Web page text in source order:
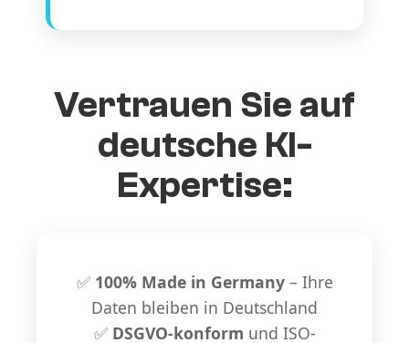
Vertrauen Sie auf
deutsche KI-
Expertise:
✅ 100% Made in Germany– Ihre
Daten bleiben in Deutschland
✅ DSGVO-konform und ISO-